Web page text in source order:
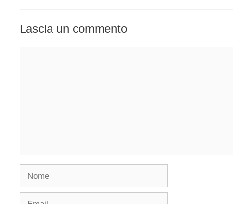
Lascia un commento
Nome
Email